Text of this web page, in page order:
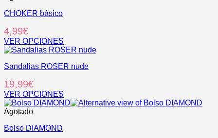
en
página
de
producto
múltiples
Las
opciones
se
elegir
la
página
de
producto
CHOKER básico
4,99€
VER OPCIONES
Este
tiene
variantes.
Las
opciones
se
elegir
Sandalias ROSER nude
19,99€
VER OPCIONES
Este
producto
múltiples
Agotado
Bolso DIAMOND